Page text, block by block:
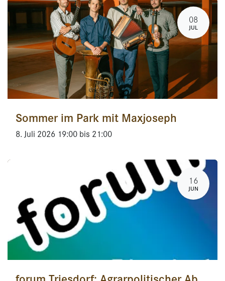
08
JUL
Sommer im Park mit Maxjoseph
8. Juli 2026 19:00 bis 21:00
16
JUN